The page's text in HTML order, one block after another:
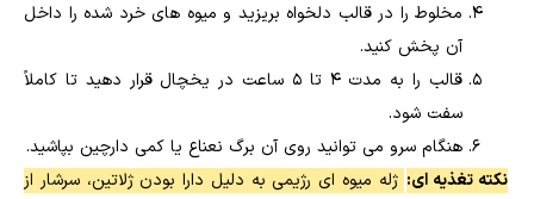
مخلوط را در قالب دلخواه بریزید و میوه های خرد شده را داخل
آن پخش کنید.
قالب را به مدت ۴ تا ۵ ساعت در یخچال قرار دهید تا کاملاً
سفت شود.
هنگام سرو می توانید روی آن برگ نعناع یا کمی دارچین بپاشید.
نکته تغذیه ای: ژله میوه ای رژیمی به دلیل دارا بودن ژلاتین، سرشار از